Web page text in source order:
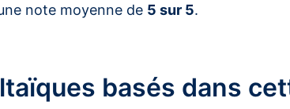
note moyenne de 5 sur 5.
basés dans